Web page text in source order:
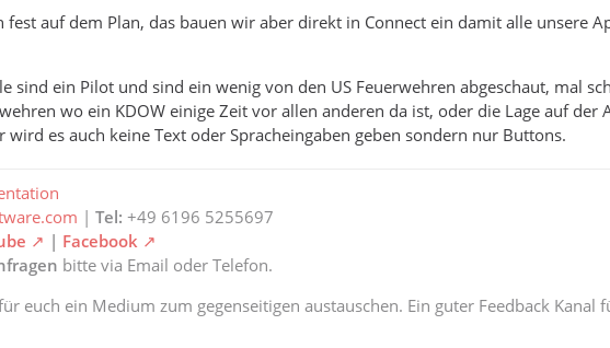
fest auf dem Plan, das bauen wir aber direkt in Connect ein damit alle unsere
sind ein Pilot und sind ein wenig von den US Feuerwehren abgeschaut, mal
wo ein KDOW einige Zeit vor allen anderen da ist, oder die Lage auf der
wird es auch keine Text oder Spracheingaben geben sondern nur Buttons.
| Tel: +49 6196 5255697
| Facebook
bitte via Email oder Telefon.
euch ein Medium zum gegenseitigen austauschen. Ein guter Feedback Kanal